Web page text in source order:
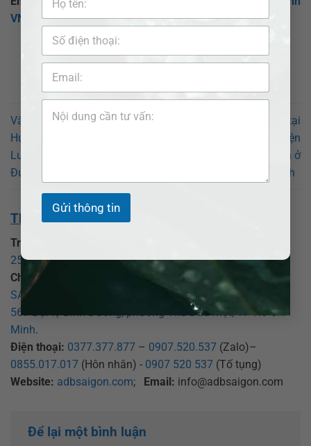
Gửi thông tin
VN
Văn phòng Luật sư uy tín tại
Huyện Đức Cơ. Số điện thoại
Luật sư giỏi uy tín ở Huyện
Đức Cơ
Văn phòng Luật sư uy tín tại
Huyện Chư Păh. Số điện
thoại Luật sư giỏi uy tín ở
Huyện Chư Păh
THÔNG TIN VỀ CHÚNG TÔI:
Trụ sở chính:
25 Đồng Xoài, phường Tân Bình, TP Hồ Chí Minh.
Chi nhánh Bình Dương:
CÔNG TY LUẬT TNHH ADB
SAIGON – CHI NHÁNH BÌNH DƯƠNG
569 Đại lộ Bình Dương, phường Thủ Dầu Một, TP Hồ Chí
Minh.
Điện thoại: 0377.377.877 – 0907.520.537 (Zalo)–
0855.017.017 (Hôn nhân) - 0907 520 537 (Tố tụng)
Website: adbsaigon.com; Email: info@adbsaigon.com
Để lại một bình luận